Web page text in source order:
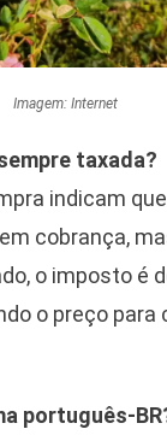
Imagem: Internet
taxada?
indicam
cobrança,
o imposto é
o preço para
português-